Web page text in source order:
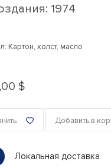
1974
Картон, холст, масло
$
Добавить в
Локальная доставка